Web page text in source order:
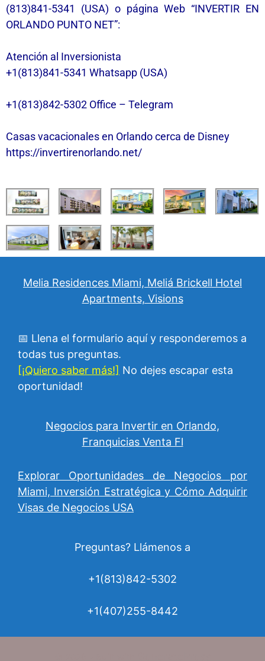
(813)841-5341 (USA) o página Web “INVERTIR EN
ORLANDO PUNTO NET”:
Atención al Inversionista
+1(813)841-5341 Whatsapp (USA)
+1(813)842-5302 Office – Telegram
Casas vacacionales en Orlando cerca de Disney
https://invertirenorlando.net/
Melia Residences Miami, Meliá Brickell Hotel
Apartments, Visions
📅 Llena el formulario aquí y responderemos a
todas tus preguntas.
[¡Quiero saber más!] No dejes escapar esta
oportunidad!
Negocios para Invertir en Orlando,
Franquicias Venta Fl
Explorar Oportunidades de Negocios por
Miami, Inversión Estratégica y Cómo Adquirir
Visas de Negocios USA
Preguntas? Llámenos a
+1(813)842-5302
+1(407)255-8442